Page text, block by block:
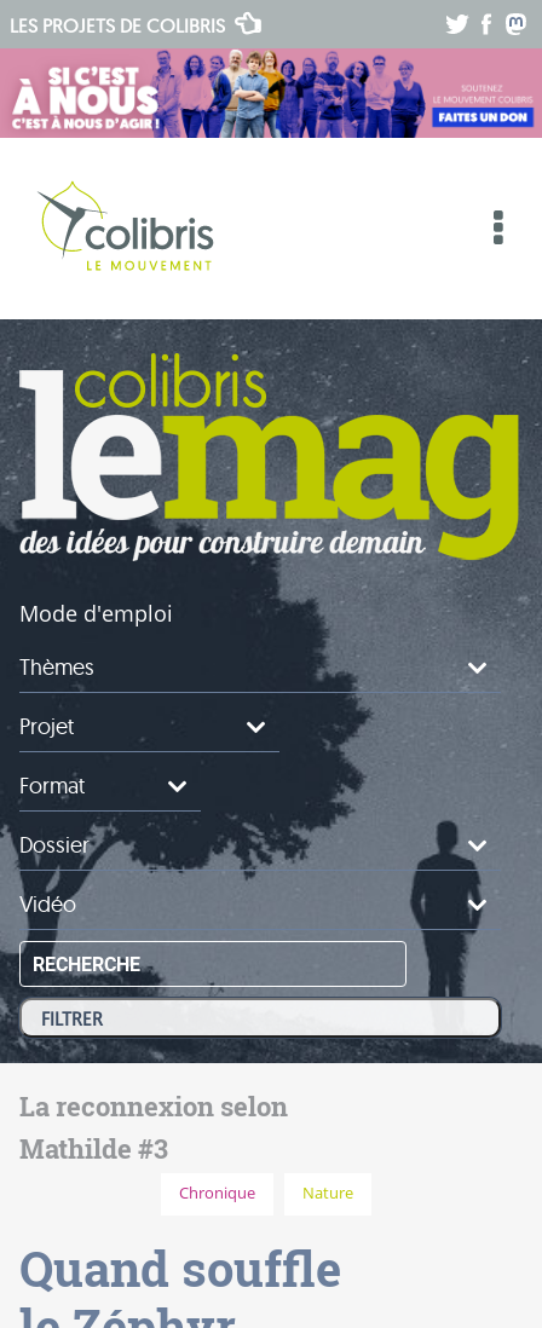
LES PROJETS DE COLIBRIS
Mode d'emploi
Thèmes
Projet
Format
Dossier
Vidéo
RECHERCHE
La reconnexion selon
Mathilde #3
Chronique Nature
Quand souffle